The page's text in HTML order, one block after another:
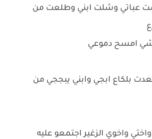
عباتي وشلت ابني وطلعت من
امسح دموعي
بلكاع ابجي وابني يبججي من
واخوي الزغير اجتمعو عليه